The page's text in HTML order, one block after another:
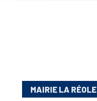
MAIRIE LA RÉOLE